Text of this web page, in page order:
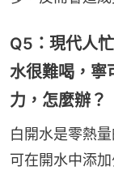
Q5：現代人
水很難喝，寧
力，怎麼辦？
白開水是零熱
可在開水中添